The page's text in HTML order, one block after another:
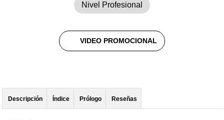
Nivel Profesional
VIDEO PROMOCIONAL
Descripción Índice Prólogo Reseñas